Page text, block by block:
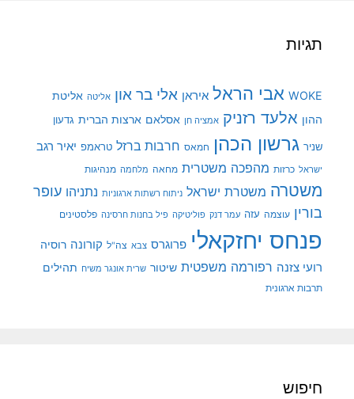
תגיות
WOKE אבי הראל איראן אלי בר און אליטה אליטת
ההון אלעד רזניק אמציה חן אסלאם ארצות הברית גדעון
שניר גרשון הכהן חמאס חרבות ברזל טראמפ יאיר רגב
ישראל כרזות מהפכה משטרית מחאה מלחמה מנהיגות
משטרה משטרת ישראל ניתוח רשתות ארגוניות נתניהו עופר
בורין עוצמה עזה עמר דנק פוליטיקה פיל בחנות חרסינה פלסטינים
פנחס יחזקאלי פרוגרס צבא צה"ל קורונה רוסיה
רועי צזנה רפורמה משפטית שיטור שרית אונגר משיח תהילים
תרבות ארגונית
חיפוש